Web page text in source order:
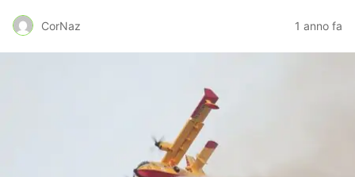
CorNaz 1 anno fa